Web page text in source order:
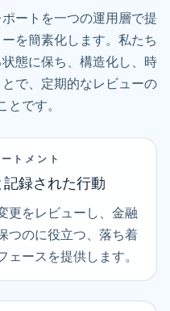
ートを一つの運用層で提
を簡素化します。私たち
態に保ち、構造化し、時
で、定期的なレビューの
です。
トメント
録された行動
更をレビューし、金融
つのに役立つ、落ち着
ースを提供します。